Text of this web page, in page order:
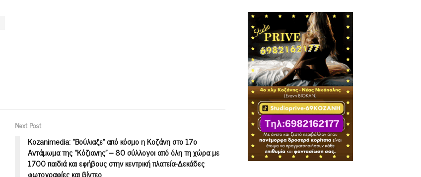
Next Post
Kozanimedia: “Βούλιαξε” από κόσμο η Κοζάνη στο 17ο
Αντάμωμα της “Κόζιανης” – 80 σύλλογοι από όλη τη χώρα με
1700 παιδιά και εφήβους στην κεντρική πλατεία-Δεκάδες
φωτογραφίες και βίντεο